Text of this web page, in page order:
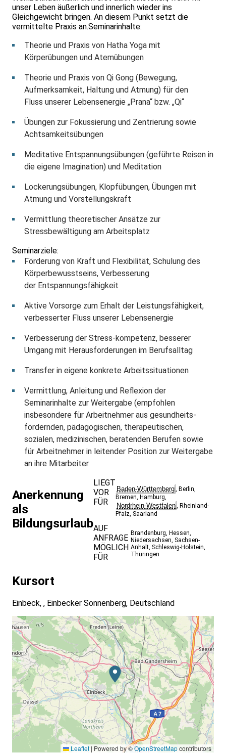
unser Leben äußerlich und innerlich wieder ins
Gleichgewicht bringen. An diesem Punkt setzt die
vermittelte Praxis an.Seminarinhalte:
Theorie und Praxis von Hatha Yoga mit
Körperübungen und Atemübungen
Theorie und Praxis von Qi Gong (Bewegung,
Aufmerksamkeit, Haltung und Atmung) für den
Fluss unserer Lebensenergie „Prana“ bzw. „Qi“
Übungen zur Fokussierung und Zentrierung sowie
Achtsamkeitsübungen
Meditative Entspannungsübungen (geführte Reisen in
die eigene Imagination) und Meditation
Lockerungsübungen, Klopfübungen, Übungen mit
Atmung und Vorstellungskraft
Vermittlung theoretischer Ansätze zur
Stressbewältigung am Arbeitsplatz
Seminarziele:
Förderung von Kraft und Flexibilität, Schulung des
Körperbewusstseins, Verbesserung
der Entspannungsfähigkeit
Aktive Vorsorge zum Erhalt der Leistungsfähigkeit,
verbesserter Fluss unserer Lebensenergie
Verbesserung der Stress-kompetenz, besserer
Umgang mit Herausforderungen im Berufsalltag
Transfer in eigene konkrete Arbeitssituationen
Vermittlung, Anleitung und Reflexion der
Seminarinhalte zur Weitergabe (empfohlen
insbesondere für Arbeitnehmer aus gesundheits-
fördernden, pädagogischen, therapeutischen,
sozialen, medizinischen, beratenden Berufen sowie
für Arbeitnehmer in leitender Position zur Weitergabe
an ihre Mitarbeiter
Anerkennung
als
Bildungsurlaub
LIEGT
VOR
FÜR
Baden-Württemberg, Berlin,
Bremen, Hamburg,
Nordrhein-Westfalen, Rheinland-
Pfalz, Saarland
AUF
ANFRAGE
MÖGLICH
FÜR
Brandenburg, Hessen,
Niedersachsen, Sachsen-
Anhalt, Schleswig-Holstein,
Thüringen
Kursort
Einbeck, , Einbecker Sonnenberg, Deutschland
Leaflet | Powered by ©OpenStreetMapcontributors